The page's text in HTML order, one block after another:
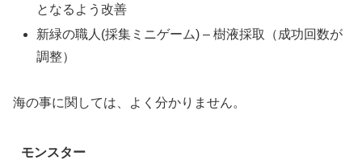
となるよう改善
新緑の職人(採集ミニゲーム) – 樹液採取（成功回数が
調整）
海の事に関しては、よく分かりません。
モンスター